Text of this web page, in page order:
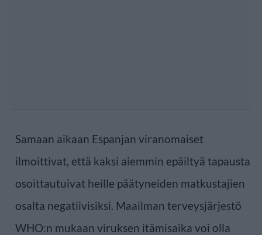
Samaan aikaan Espanjan viranomaiset
ilmoittivat, että kaksi aiemmin epäiltyä tapausta
osoittautuivat heille päätyneiden matkustajien
osalta negatiivisiksi. Maailman terveysjärjestö
WHO:n mukaan viruksen itämisaika voi olla